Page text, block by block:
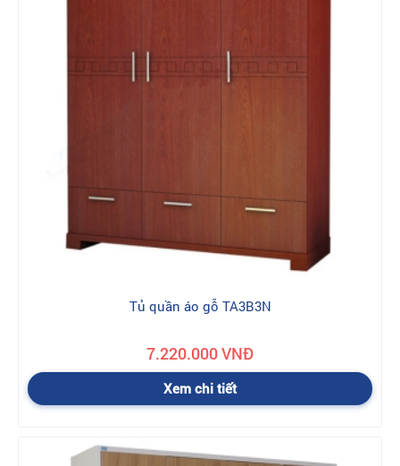
Tủ quần áo gỗ TA3B3N
7.220.000 VNĐ
Xem chi tiết